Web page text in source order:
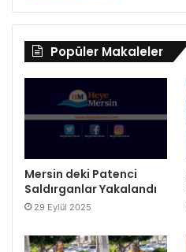
Popüler Makaleler
Mersin deki Patenci
Saldırganlar Yakalandı
29 Eylül 2025